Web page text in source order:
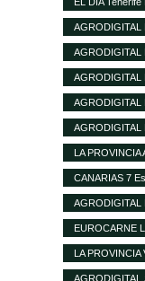
AGRODIGITAL
estado a pesar
AGRODIGITAL
16 de enero de
AGRODIGITAL
seguridad
AGRODIGITAL
AGRODIGITAL
cabritos
LA
Valsequillo en
CANARIAS 7
la lengua azul
AGRODIGITAL
terneros
EUROCARNE
transgénicos
LA
abaratar
AGRODIGITAL